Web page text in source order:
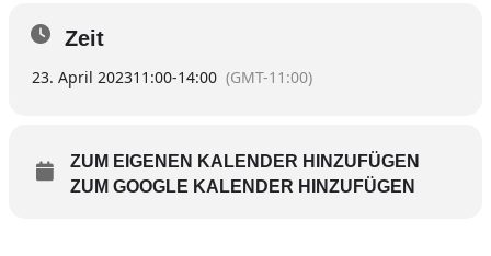
Zeit
23. April 202311:00-14:00 (GMT-11:00)
ZUM EIGENEN KALENDER HINZUFÜGEN
ZUM GOOGLE KALENDER HINZUFÜGEN